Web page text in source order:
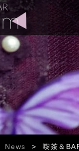
News > 喫茶＆